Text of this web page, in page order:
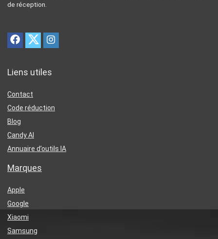
de réception.
Liens utiles
Contact
Code réduction
Blog
Candy AI
Annuaire d’outils IA
Marques
Apple
Google
Xiaomi
Samsung